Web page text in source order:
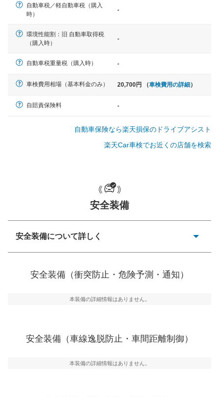
軽自動車
ノア、セレナ、プリウス、カロー
大型車
一般的な荷物のサイズの目安
自動車税／軽自動車税（購入
時）
-
環境性能割：旧 自動車取得税
（購入時）
-
自動車税重量税（購入時） -
車検費用相場（基本料金のみ） 20,700円 （車検費用の詳細）
自賠責保険料 -
自動車保険なら楽天損保のドライブアシスト
楽天Car車検でお近くの店舗を検索
安全装備
安全装備について詳しく
ーキアシスト、ABSなどが装備されています。
車線逸脱防止
車線のはみだしやふらつきを防止するためにレーンキー
安全装備（衝突防止・危険予測・通知）
本装備の詳細情報はありません。
安全装備（車線逸脱防止・車間距離制御）
本装備の詳細情報はありません。